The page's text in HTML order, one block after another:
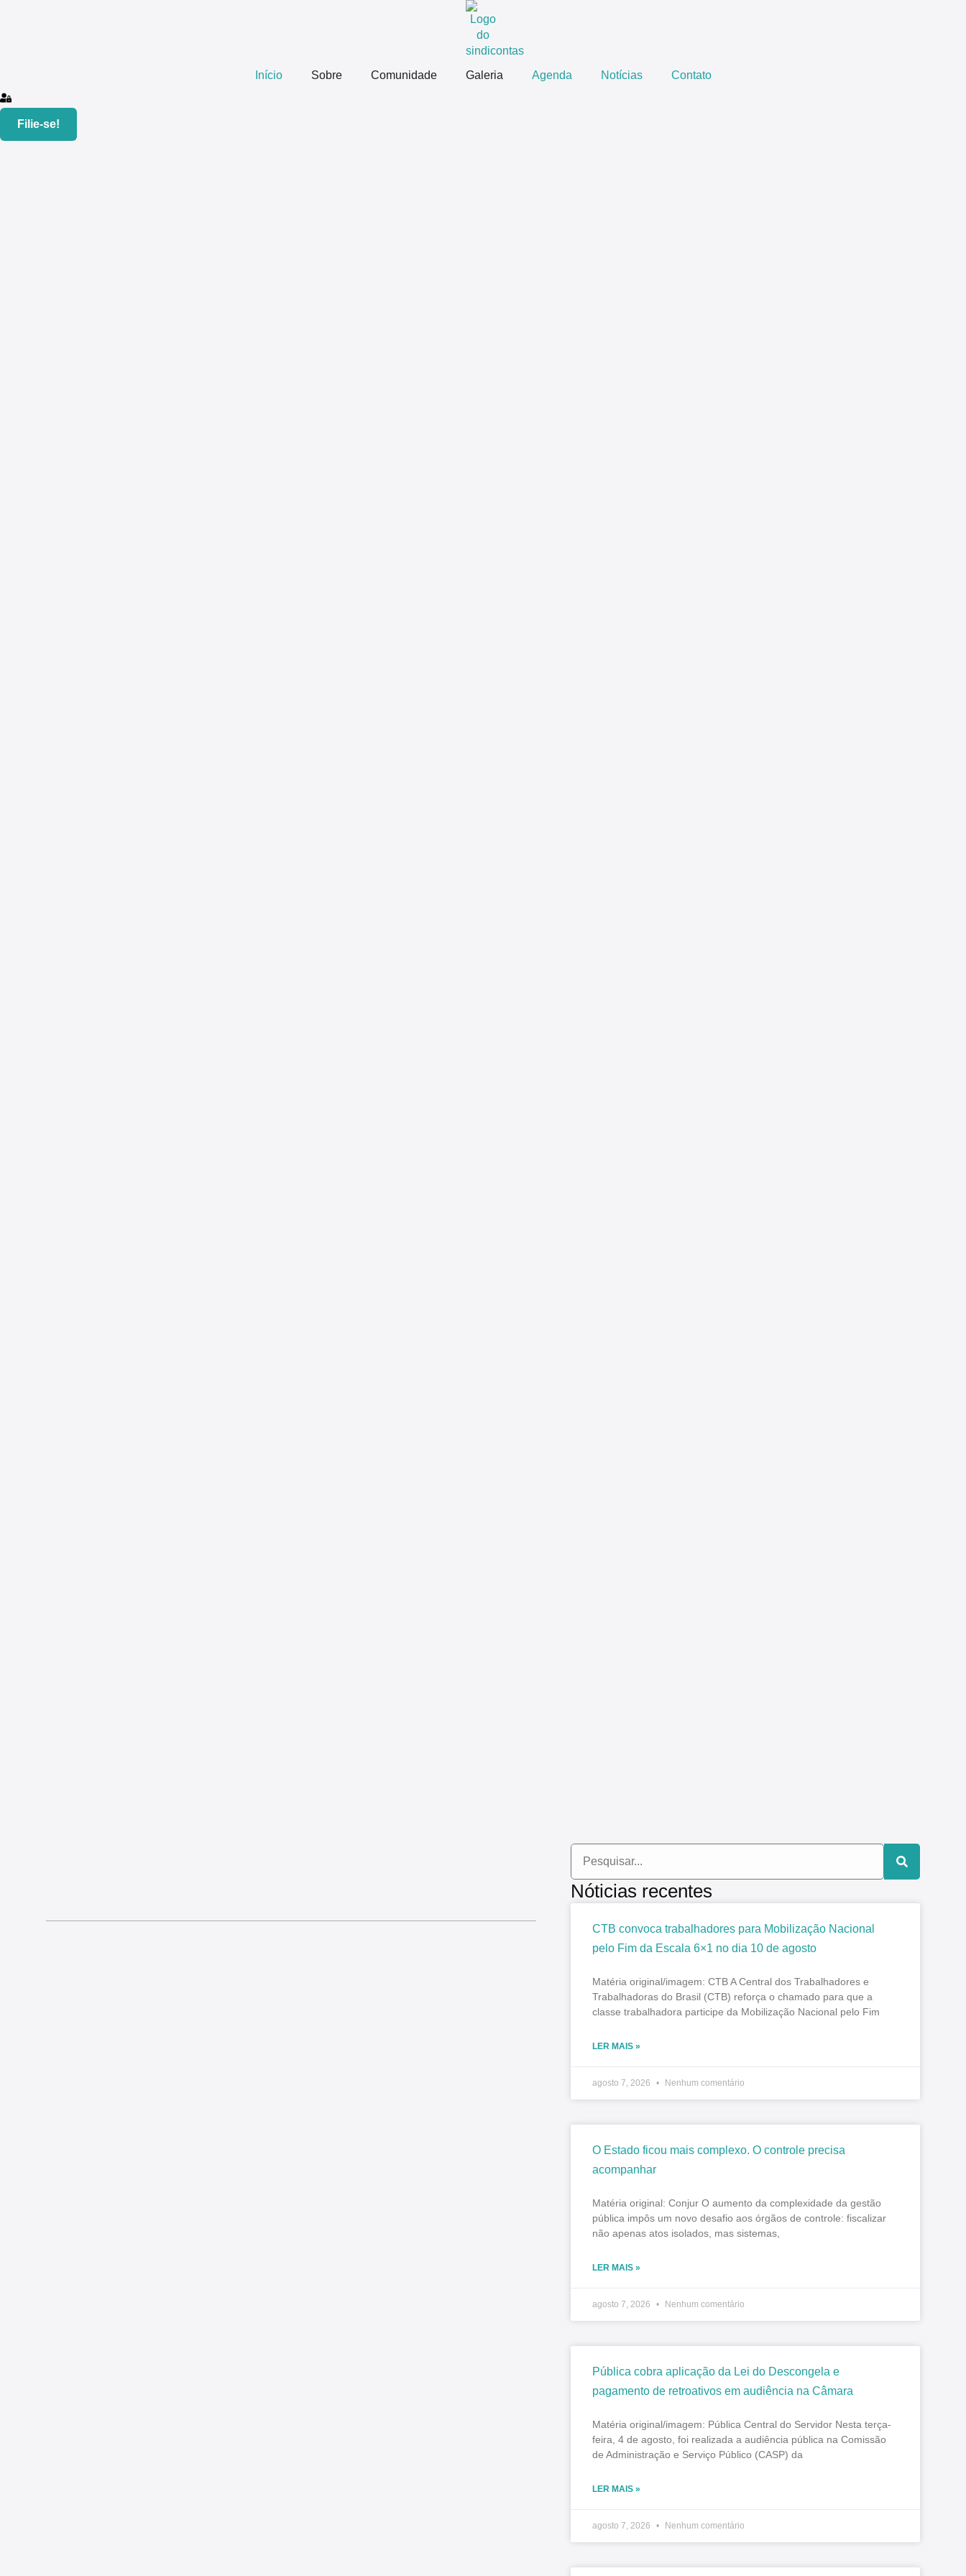
Início Sobre Comunidade Galeria Agenda Notícias Contato
Filie-se!
Nóticias recentes
CTB convoca trabalhadores para Mobilização Nacional
pelo Fim da Escala 6×1 no dia 10 de agosto
Matéria original/imagem: CTB A Central dos Trabalhadores e
Trabalhadoras do Brasil (CTB) reforça o chamado para que a
classe trabalhadora participe da Mobilização Nacional pelo Fim
LER MAIS »
agosto 7, 2026 Nenhum comentário
O Estado ficou mais complexo. O controle precisa
acompanhar
Matéria original: Conjur O aumento da complexidade da gestão
pública impôs um novo desafio aos órgãos de controle: fiscalizar
não apenas atos isolados, mas sistemas,
LER MAIS »
agosto 7, 2026 Nenhum comentário
Pública cobra aplicação da Lei do Descongela e
pagamento de retroativos em audiência na Câmara
Matéria original/imagem: Pública Central do Servidor Nesta terça-
feira, 4 de agosto, foi realizada a audiência pública na Comissão
de Administração e Serviço Público (CASP) da
LER MAIS »
agosto 7, 2026 Nenhum comentário